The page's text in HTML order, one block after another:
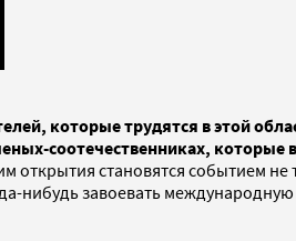
которые трудятся в этой
соотечественниках, которые
становятся событием
завоевать